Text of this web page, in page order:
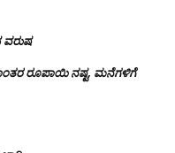
ರೂಪಾಯಿ ನಷ್ಟ, ಮನೆಗಳಿಗೆ